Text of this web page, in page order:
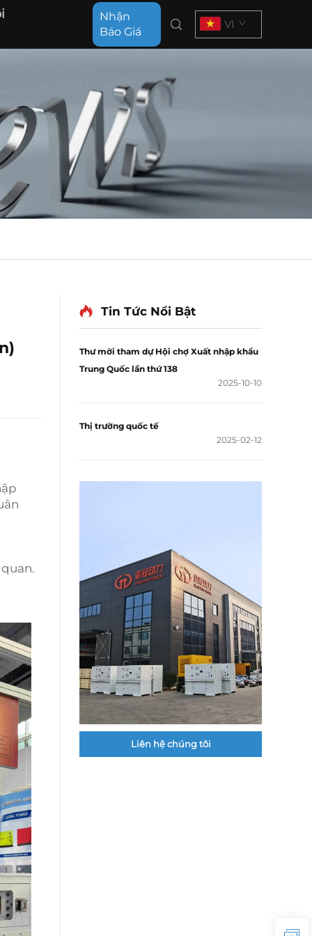
Nhận
Báo Giá
VI
Tin Tức Nổi Bật
Thư mời tham dự Hội chợ Xuất nhập khẩu
Trung Quốc lần thứ 138
2025-10-10
Thị trường quốc tế
2025-02-12
Liên hệ chúng tôi